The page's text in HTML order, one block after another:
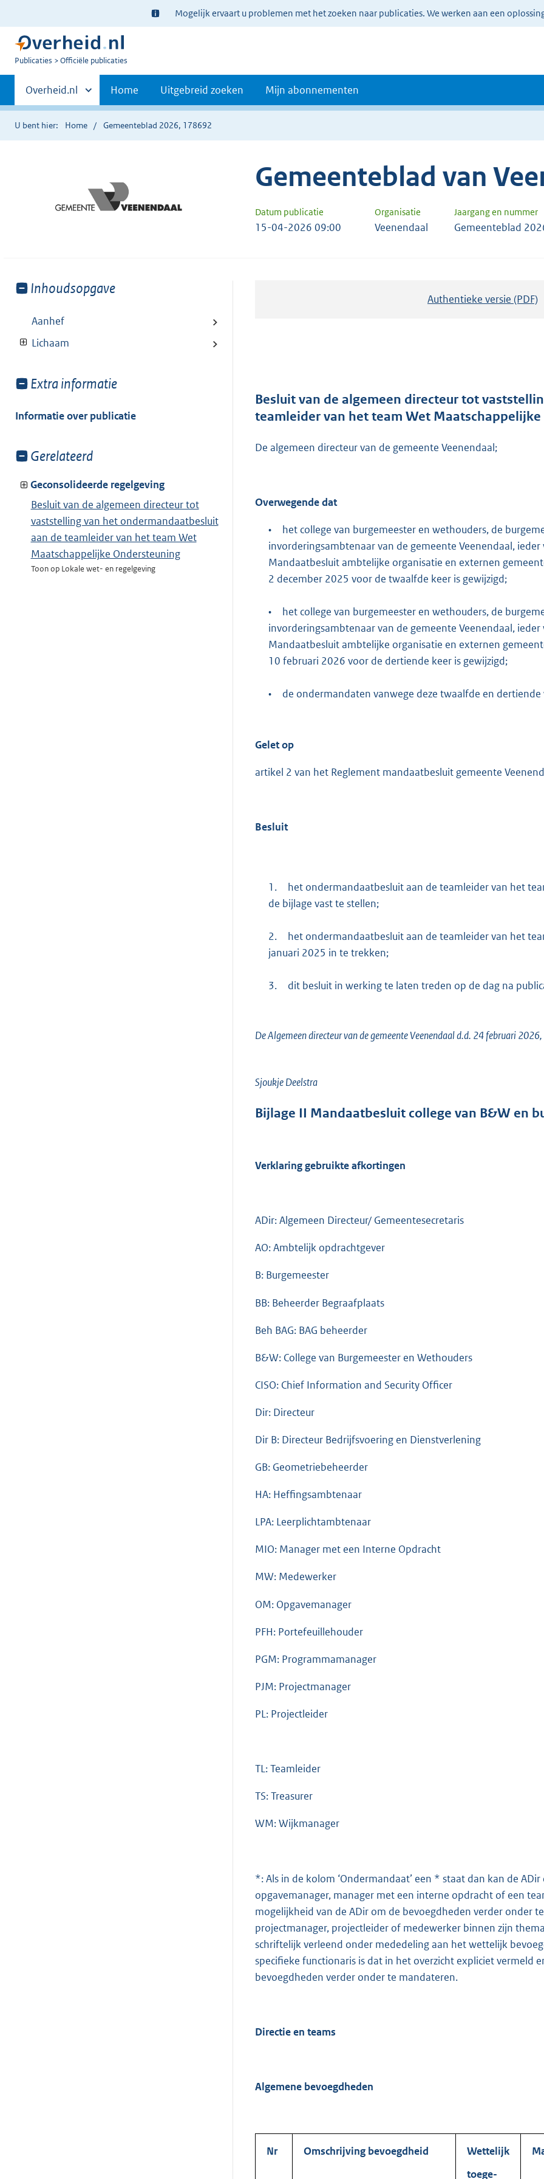
Ter
informatie:
Mogelijk ervaart u problemen met het zoeken naar publicaties. We werken aan een
U
Publicaties Officiële publicaties
Primaire
navigatie
Andere
sites
binnen
Overheid.nl Home Uitgebreid zoeken Mijn abonnementen
U bent hier: Home Gemeenteblad 2026, 178692
Gemeenteblad van
Datum publicatie Organisatie Jaargang en nummer
15-04-2026 09:00 Veenendaal Gemeenteblad
Toon
van:
Inhoudsopgave
Aanhef
Lichaam
Toon
van:
Extra informatie
Informatie over publicatie
Toon
van:
Gerelateerd
Geconsolideerde regelgeving
Besluit van de algemeen directeur tot
vaststelling van het ondermandaatbesluit
aan de teamleider van het team Wet
Maatschappelijke Ondersteuning
Toon op Lokale wet- en regelgeving
Authentieke versie (PDF)
d
s
e
:
9
K
b
Besluit van de algemeen directeur tot
teamleider van het team Wet
De algemeen directeur van de gemeente Veenendaal;
Overwegende dat
•
het college van burgemeester en wethouders, de
invorderingsambtenaar van de gemeente Veenendaal,
Mandaatbesluit ambtelijke organisatie en externen
2 december 2025 voor de twaalfde keer is gewijzigd;
•
het college van burgemeester en wethouders, de
invorderingsambtenaar van de gemeente Veenendaal,
Mandaatbesluit ambtelijke organisatie en externen
10 februari 2026 voor de dertiende keer is gewijzigd;
• de ondermandaten vanwege deze twaalfde en
Gelet op
artikel 2 van het Reglement mandaatbesluit gemeente
Besluit
1.
het ondermandaatbesluit aan de teamleider van het
de bijlage vast te stellen;
2.
het ondermandaatbesluit aan de teamleider van het
januari 2025 in te trekken;
3. dit besluit in werking te laten treden op de dag na
De Algemeen directeur van de gemeente Veenendaal d.d. 24 februari 2026,
Sjoukje Deelstra
Bijlage II Mandaatbesluit college van B&W en
Verklaring gebruikte afkortingen
ADir: Algemeen Directeur/ Gemeentesecretaris
AO: Ambtelijk opdrachtgever
B: Burgemeester
BB: Beheerder Begraafplaats
Beh BAG: BAG beheerder
B&W: College van Burgemeester en Wethouders
CISO: Chief Information and Security Officer
Dir: Directeur
Dir B: Directeur Bedrijfsvoering en Dienstverlening
GB: Geometriebeheerder
HA: Heffingsambtenaar
LPA: Leerplichtambtenaar
MIO: Manager met een Interne Opdracht
MW: Medewerker
OM: Opgavemanager
PFH: Portefeuillehouder
PGM: Programmamanager
PJM: Projectmanager
PL: Projectleider
TL: Teamleider
TS: Treasurer
WM: Wijkmanager
*: Als in de kolom ‘Ondermandaat’ een * staat dan kan de
opgavemanager, manager met een interne opdracht of een
mogelijkheid van de ADir om de bevoegdheden verder onder
projectmanager, projectleider of medewerker binnen zijn
schriftelijk verleend onder mededeling aan het wettelijk
specifieke functionaris is dat in het overzicht expliciet
bevoegdheden verder onder te mandateren.
Directie en teams
Algemene bevoegdheden
Nr Omschrijving bevoegdheid
Wettelijk
toege-